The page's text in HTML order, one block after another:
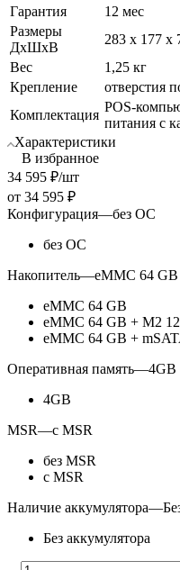
Гарантия
12 мес
Размеры
ДхШхВ
283 х 177 х
Вес
1,25 кг
Крепление
отверстия
Комплектация
POS-
питания с
Характеристики
В избранное
34 595 ₽/шт
от 34 595 ₽
Конфигурация—без ОС
без ОС
Накопитель—eMMC 64
eMMC 64 GB
eMMC 64 GB + M2
eMMC 64 GB +
Оперативная память—4GB
4GB
MSR—с MSR
без MSR
с MSR
Наличие аккумулятора—
Без аккумулятора